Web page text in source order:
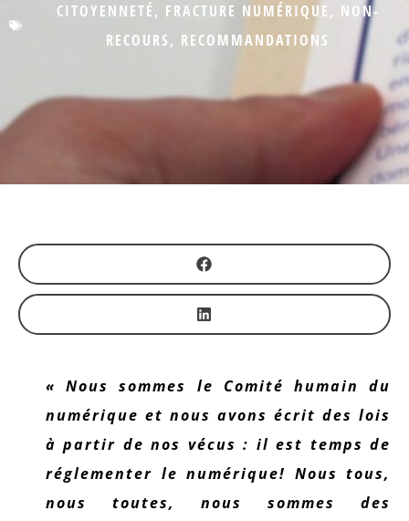
CITOYENNETÉ, FRACTURE NUMÉRIQUE, NON-
RECOURS, RECOMMANDATIONS
« Nous sommes le Comité humain du
numérique et nous avons écrit des lois
à partir de nos vécus : il est temps de
réglementer le numérique! Nous tous,
nous toutes, nous sommes des